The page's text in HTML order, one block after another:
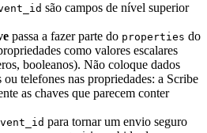
são campos de nível superior
passa a fazer parte do properties do
como valores escalares
booleanos). Não coloque dados
ou telefones nas propriedades: a Scribe
as chaves que parecem conter
para tornar um envio seguro